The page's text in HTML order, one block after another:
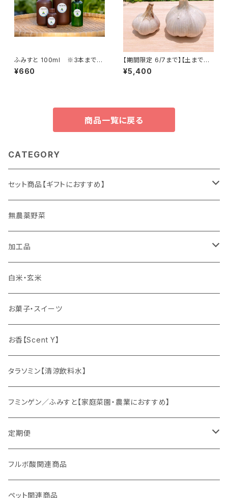
ふみすと 100ml ※3本までレ
ターパック可能 【植物生き生き
♪ そのまま使えて便利・天然
¥660
【期間限定 6/7まで】【土まで安
心・皮ごと安心のにんにく】栽培
期間中農薬・化学肥料不使用
¥5,400
商品一覧に戻る
CATEGORY
セット商品【ギフトにおすすめ】
ギフト
無農薬野菜
加工品
ゆず姫シリーズ
各種パウダー
ドリンクの素
健康茶
オリジナルスパイス
白米・玄米
お菓子・スイーツ
お香【Scent Y】
タラソミン【清涼飲料水】
フミンゲン／ふみすと【家庭菜園・農業におすすめ】
定期便
妊活応援セット
フルボ酸関連商品
ペット関連商品